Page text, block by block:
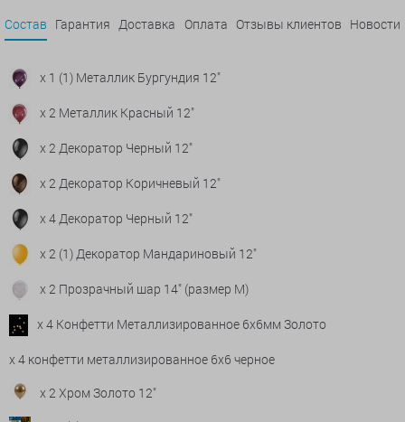
Состав Гарантия Доставка Оплата Отзывы клиентов Новости
x 1 (1) Металлик Бургундия 12"
x 2 Металлик Красный 12"
x 2 Декоратор Черный 12"
x 2 Декоратор Коричневый 12"
x 4 Декоратор Черный 12"
x 2 (1) Декоратор Мандариновый 12"
x 2 Прозрачный шар 14" (размер М)
x 4 Конфетти Металлизированное 6х6мм Золото
x 4 конфетти металлизированное 6х6 черное
x 2 Хром Золото 12"